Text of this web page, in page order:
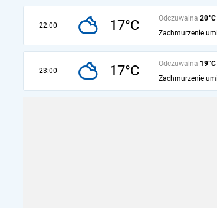
22:00 17°C Odczuwalna 20°C
Zachmurzenie
23:00 17°C Odczuwalna 19°C
Zachmurzenie